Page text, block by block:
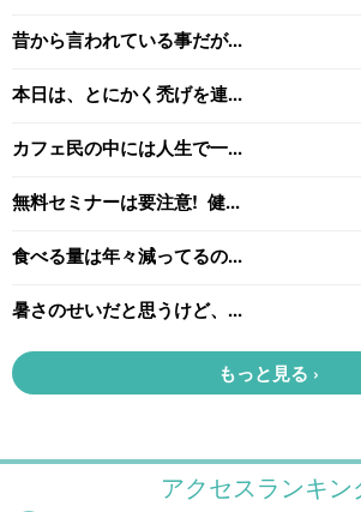
アクセスランキン